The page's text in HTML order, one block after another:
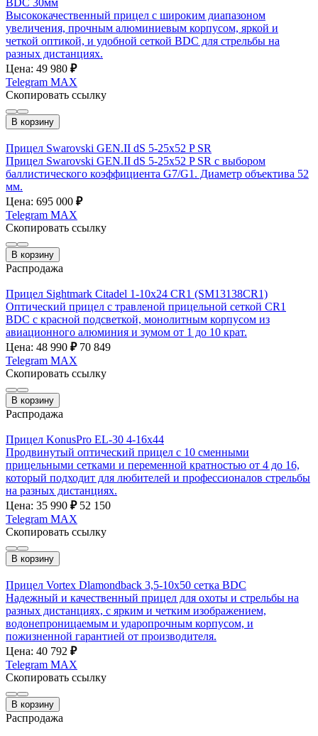
Высококачественный прицел с широким диапазоном
увеличения, прочным алюминиевым корпусом, яркой и
четкой оптикой, и удобной сеткой BDC для стрельбы на
разных дистанциях.
Цена: 49 980 ₽
Telegram MAX
Скопировать ссылку
В корзину
Прицел Swarovski GEN.II dS 5-25х52 P SR
Прицел Swarovski GEN.II dS 5-25х52 P SR с выбором
баллистического коэффициента G7/G1. Диаметр объектива 52
мм.
Цена: 695 000 ₽
Telegram MAX
Скопировать ссылку
В корзину
Распродажа
Прицел Sightmark Citadel 1-10x24 CR1 (SM13138CR1)
Оптический прицел с травленой прицельной сеткой CR1
BDC с красной подсветкой, монолитным корпусом из
авиационного алюминия и зумом от 1 до 10 крат.
Цена: 48 990 ₽ 70 849
Telegram MAX
Скопировать ссылку
В корзину
Распродажа
Прицел KonusPro EL-30 4-16х44
Продвинутый оптический прицел с 10 сменными
прицельными сетками и переменной кратностью от 4 до 16,
который подходит для любителей и профессионалов стрельбы
на разных дистанциях.
Цена: 35 990 ₽ 52 150
Telegram MAX
Скопировать ссылку
В корзину
Прицел Vortex Dlamondback 3,5-10x50 сетка BDC
Надежный и качественный прицел для охоты и стрельбы на
разных дистанциях, с ярким и четким изображением,
водонепроницаемым и ударопрочным корпусом, и
пожизненной гарантией от производителя.
Цена: 40 792 ₽
Telegram MAX
Скопировать ссылку
В корзину
Распродажа